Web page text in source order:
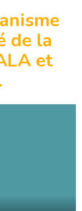
de la
et